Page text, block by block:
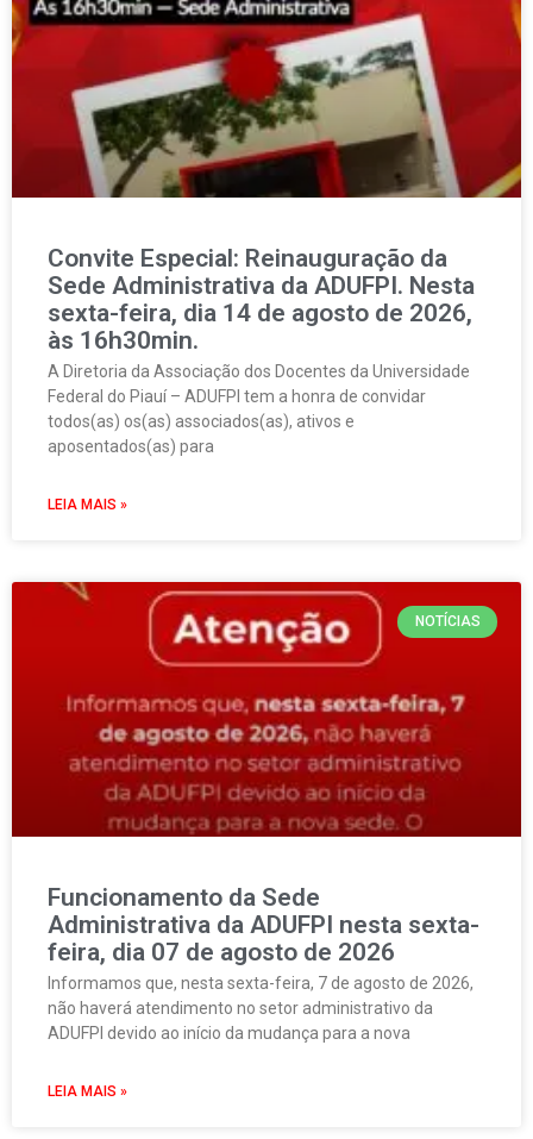
Convite Especial: Reinauguração da
Sede Administrativa da ADUFPI. Nesta
sexta-feira, dia 14 de agosto de 2026,
às 16h30min.
A Diretoria da Associação dos Docentes da Universidade
Federal do Piauí – ADUFPI tem a honra de convidar
todos(as) os(as) associados(as), ativos e
aposentados(as) para
LEIA MAIS »
NOTÍCIAS
Funcionamento da Sede
Administrativa da ADUFPI nesta sexta-
feira, dia 07 de agosto de 2026
Informamos que, nesta sexta-feira, 7 de agosto de 2026,
não haverá atendimento no setor administrativo da
ADUFPI devido ao início da mudança para a nova
LEIA MAIS »